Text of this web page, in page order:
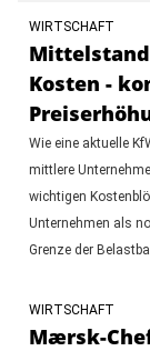
WIRTSCHAFT
Kosten -
Wie eine aktuelle
mittlere
wichtigen
Unternehmen als
Grenze der
WIRTSCHAFT
Mærsk-